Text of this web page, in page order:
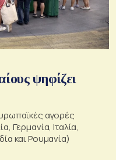
ψηφίζει
αγορές
Γερμανία, Ιταλία,
και Ρουμανία)